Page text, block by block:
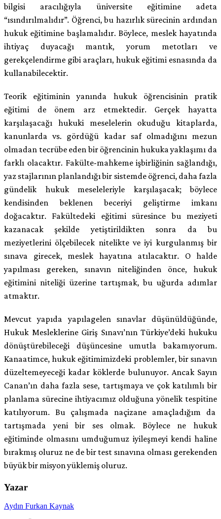
bilgisi aracılığıyla üniversite eğitimine adeta
“ısındırılmalıdır”. Öğrenci, bu hazırlık sürecinin ardından
hukuk eğitimine başlamalıdır. Böylece, meslek hayatında
ihtiyaç duyacağı mantık, yorum metotları ve
gerekçelendirme gibi araçları, hukuk eğitimi esnasında da
kullanabilecektir.
Teorik eğitiminin yanında hukuk öğrencisinin pratik
eğitimi de önem arz etmektedir. Gerçek hayatta
karşılaşacağı hukuki meselelerin okuduğu kitaplarda,
kanunlarda vs. gördüğü kadar saf olmadığını mezun
olmadan tecrübe eden bir öğrencinin hukuka yaklaşımı da
farklı olacaktır. Fakülte-mahkeme işbirliğinin sağlandığı,
yaz stajlarının planlandığı bir sistemde öğrenci, daha fazla
gündelik hukuk meseleleriyle karşılaşacak; böylece
kendisinden beklenen beceriyi geliştirme imkanı
doğacaktır. Fakültedeki eğitimi süresince bu meziyeti
kazanacak şekilde yetiştirildikten sonra da bu
meziyetlerini ölçebilecek nitelikte ve iyi kurgulanmış bir
sınava girecek, meslek hayatına atılacaktır. O halde
yapılması gereken, sınavın niteliğinden önce, hukuk
eğitimini niteliği üzerine tartışmak, bu uğurda adımlar
atmaktır.
Mevcut yapıda yapılagelen sınavlar düşünüldüğünde,
Hukuk Mesleklerine Giriş Sınavı’nın Türkiye’deki hukuku
dönüştürebileceği düşüncesine umutla bakamıyorum.
Kanaatimce, hukuk eğitimimizdeki problemler, bir sınavın
düzeltemeyeceği kadar köklerde bulunuyor. Ancak Sayın
Canan’ın daha fazla sese, tartışmaya ve çok katılımlı bir
planlama sürecine ihtiyacımız olduğuna yönelik tespitine
katılıyorum. Bu çalışmada naçizane amaçladığım da
tartışmada yeni bir ses olmak. Böylece ne hukuk
eğitiminde olmasını umduğumuz iyileşmeyi kendi haline
bırakmış oluruz ne de bir test sınavına olması gerekenden
büyük bir misyon yüklemiş oluruz.
Yazar
Aydın Furkan Kaynak